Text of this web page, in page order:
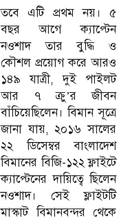
তবে এটি প্রথম নয়। ৫
বছর আগে ক্যাপ্টেন
নওশাদ তার বুদ্ধি ও
কৌশল প্রয়োগ করে আরও
১৪৯ যাত্রী, দুই পাইলট
আর ৭ ক্রু’র জীবন
বাঁচিয়েছিলেন। বিমান সূত্রে
জানা যায়, ২০১৬ সালের
২২ ডিসেম্বর বাংলাদেশ
বিমানের বিজি-১২২ ফ্লাইটে
ক্যাপ্টেনের দায়িত্বে ছিলেন
নওশাদ। সেই ফ্লাইটটি
মাস্কাট বিমানবন্দর থেকে